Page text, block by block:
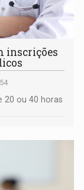
inscrições
20 ou 40 horas